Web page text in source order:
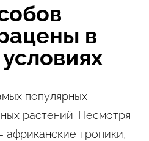
в
популярных
растений. Несмотря
африканские тропики,